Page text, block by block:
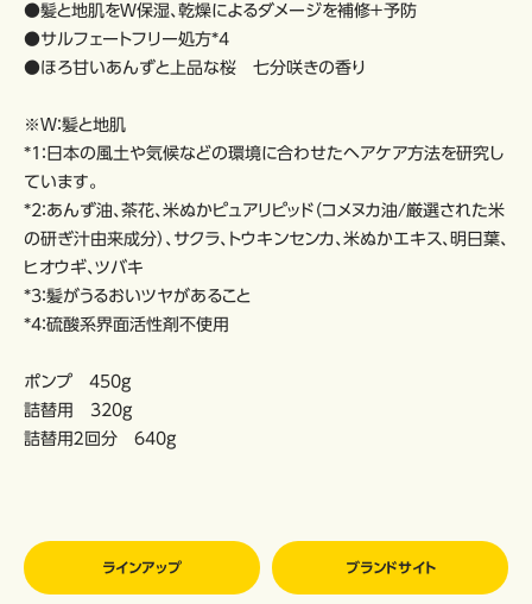
ラインアップ ブランドサイト
●髪と地肌をＷ保湿、乾燥によるダメージを補修＋予防
●サルフェートフリー処方*4
●ほろ甘いあんずと上品な桜 七分咲きの香り
※Ｗ：髪と地肌
*1：日本の風土や気候などの環境に合わせたヘアケア方法を研究し
ています。
*2：あんず油、茶花、米ぬかピュアリピッド（コメヌカ油/厳選された米
の研ぎ汁由来成分）、サクラ、トウキンセンカ、米ぬかエキス、明日葉、
ヒオウギ、ツバキ
*3：髪がうるおいツヤがあること
*4：硫酸系界面活性剤不使用
ポンプ 450g
詰替用 320g
詰替用２回分 640g